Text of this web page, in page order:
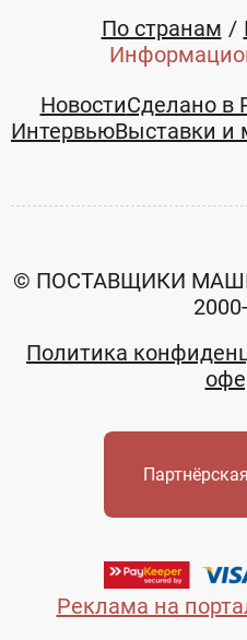
По странам
НовостиСделано в
ИнтервьюВыставки и
Реклама на
© ПОСТАВЩИКИ
Политика